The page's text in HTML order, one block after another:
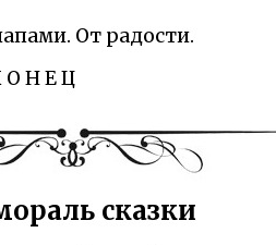
От радости.
О Н Е Ц
сказки